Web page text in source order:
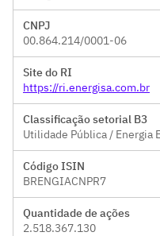
CNPJ
00.864.214/0001-06
Site do RI
https://ri.energisa.com.br
Classificação setorial B3
Utilidade Pública / Energia
Código ISIN
BRENGIACNPR7
Quantidade de ações
2.518.367.130